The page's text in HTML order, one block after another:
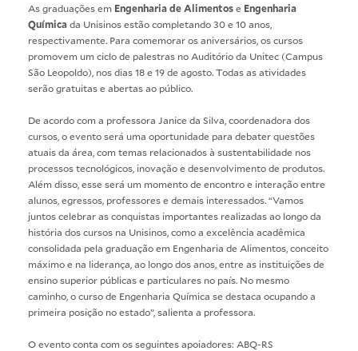
As graduações em Engenharia de Alimentose Engenharia
Químicada Unisinos estão completando 30 e 10 anos,
respectivamente. Para comemorar os aniversários, os cursos
promovem um ciclo de palestras no Auditório da Unitec (Campus
São Leopoldo), nos dias 18 e 19 de agosto. Todas as atividades
serão gratuitas e abertas ao público.
De acordo com a professora Janice da Silva, coordenadora dos
cursos, o evento será uma oportunidade para debater questões
atuais da área, com temas relacionados à sustentabilidade nos
processos tecnológicos, inovação e desenvolvimento de produtos.
Além disso, esse será um momento de encontro e interação entre
alunos, egressos, professores e demais interessados. “Vamos
juntos celebrar as conquistas importantes realizadas ao longo da
história dos cursos na Unisinos, como a excelência acadêmica
consolidada pela graduação em Engenharia de Alimentos, conceito
máximo e na liderança, ao longo dos anos, entre as instituições de
ensino superior públicas e particulares no país. No mesmo
caminho, o curso de Engenharia Química se destaca ocupando a
primeira posição no estado”, salienta a professora.
O evento conta com os seguintes apoiadores: ABQ-RS